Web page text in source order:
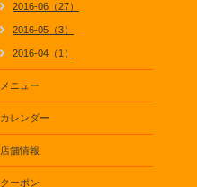
2016-06（27）
2016-05（3）
2016-04（1）
メニュー
カレンダー
店舗情報
クーポン